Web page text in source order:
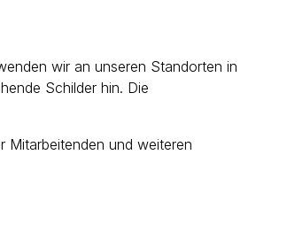
wir an unseren Standorten in
Schilder hin. Die
Mitarbeitenden und weiteren